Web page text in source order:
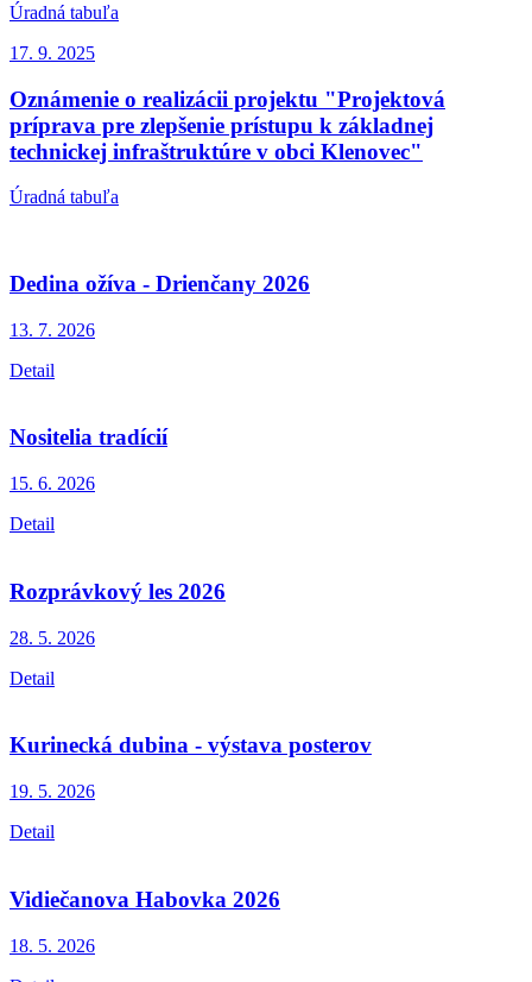
Úradná tabuľa
17. 9. 2025
Oznámenie o realizácii projektu "Projektová
príprava pre zlepšenie prístupu k základnej
technickej infraštruktúre v obci Klenovec"
Úradná tabuľa
Dedina ožíva - Drienčany 2026
13. 7. 2026
Detail
Nositelia tradícií
15. 6. 2026
Detail
Rozprávkový les 2026
28. 5. 2026
Detail
Kurinecká dubina - výstava posterov
19. 5. 2026
Detail
Vidiečanova Habovka 2026
18. 5. 2026